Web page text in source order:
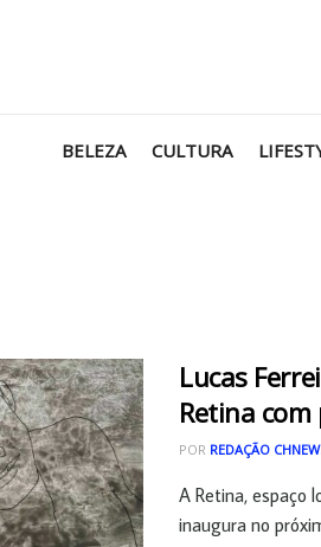
BELEZA CULTURA
Lucas
Retina
POR REDAÇÃO
A Retina, espaço
inaugura no